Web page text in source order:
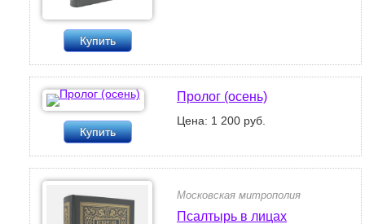
Купить
Купить
Пролог (осень)
Цена: 1 200 руб.
Московская митрополия
Псалтырь в лицах